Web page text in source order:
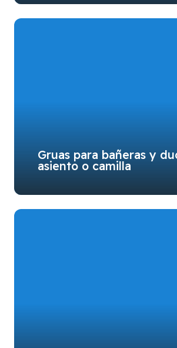
Gruas para bañeras y
asiento o camilla